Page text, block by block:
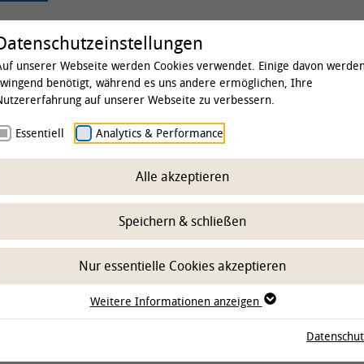
und KI
auf Long COVID
kann die Massenspektrometrie
Universität Braunschweig, der
und der TiHo konnten zeigen, dass sich
von Geruchssignaturen erkennen lässt. Die
Übereinstimmung zwischen den
unserer Webseite werden Cookies verwendet. Einige davon
benötigt, während es uns andere ermöglichen, Ihre
auf unserer Webseite zu verbessern.
Essentiell Analytics & Performance
Alle akzeptieren
Speichern & schließen
Nur essentielle Cookies akzeptieren
Weitere Informationen anzeigen